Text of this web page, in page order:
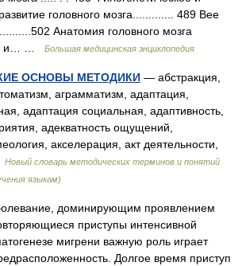
головного мозга............. 489 Bee
Анатомия головного мозга
и… …
Большая медицинская энциклопедия
ОСНОВЫ МЕТОДИКИ — абстракция,
аграмматизм, адаптация,
адаптация социальная, адаптивность,
адекватность ощущений,
акселерация, акт деятельности,
Новый словарь методических терминов и понятий
языкам)
доминирующим проявлением
приступы интенсивной
мигрени важную роль играет
Долгое время приступ